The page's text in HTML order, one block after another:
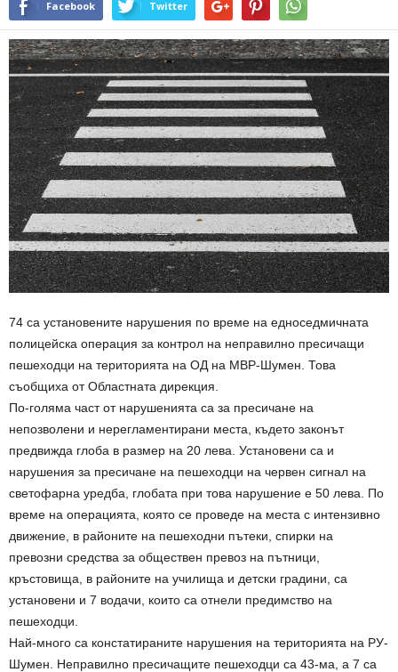
Facebook Twitter
74 са установените нарушения по време на едноседмичната
полицейска операция за контрол на неправилно пресичащи
пешеходци на територията на ОД на МВР-Шумен. Това
съобщиха от Областната дирекция.
По-голяма част от нарушенията са за пресичане на
непозволени и нерегламентирани места, където законът
предвижда глоба в размер на 20 лева. Установени са и
нарушения за пресичане на пешеходци на червен сигнал на
светофарна уредба, глобата при това нарушение е 50 лева. По
време на операцията, която се проведе на места с интензивно
движение, в районите на пешеходни пътеки, спирки на
превозни средства за обществен превоз на пътници,
кръстовища, в районите на училища и детски градини, са
установени и 7 водачи, които са отнели предимство на
пешеходци.
Най-много са констатираните нарушения на територията на РУ-
Шумен. Неправилно пресичащите пешеходци са 43-ма, а 7 са